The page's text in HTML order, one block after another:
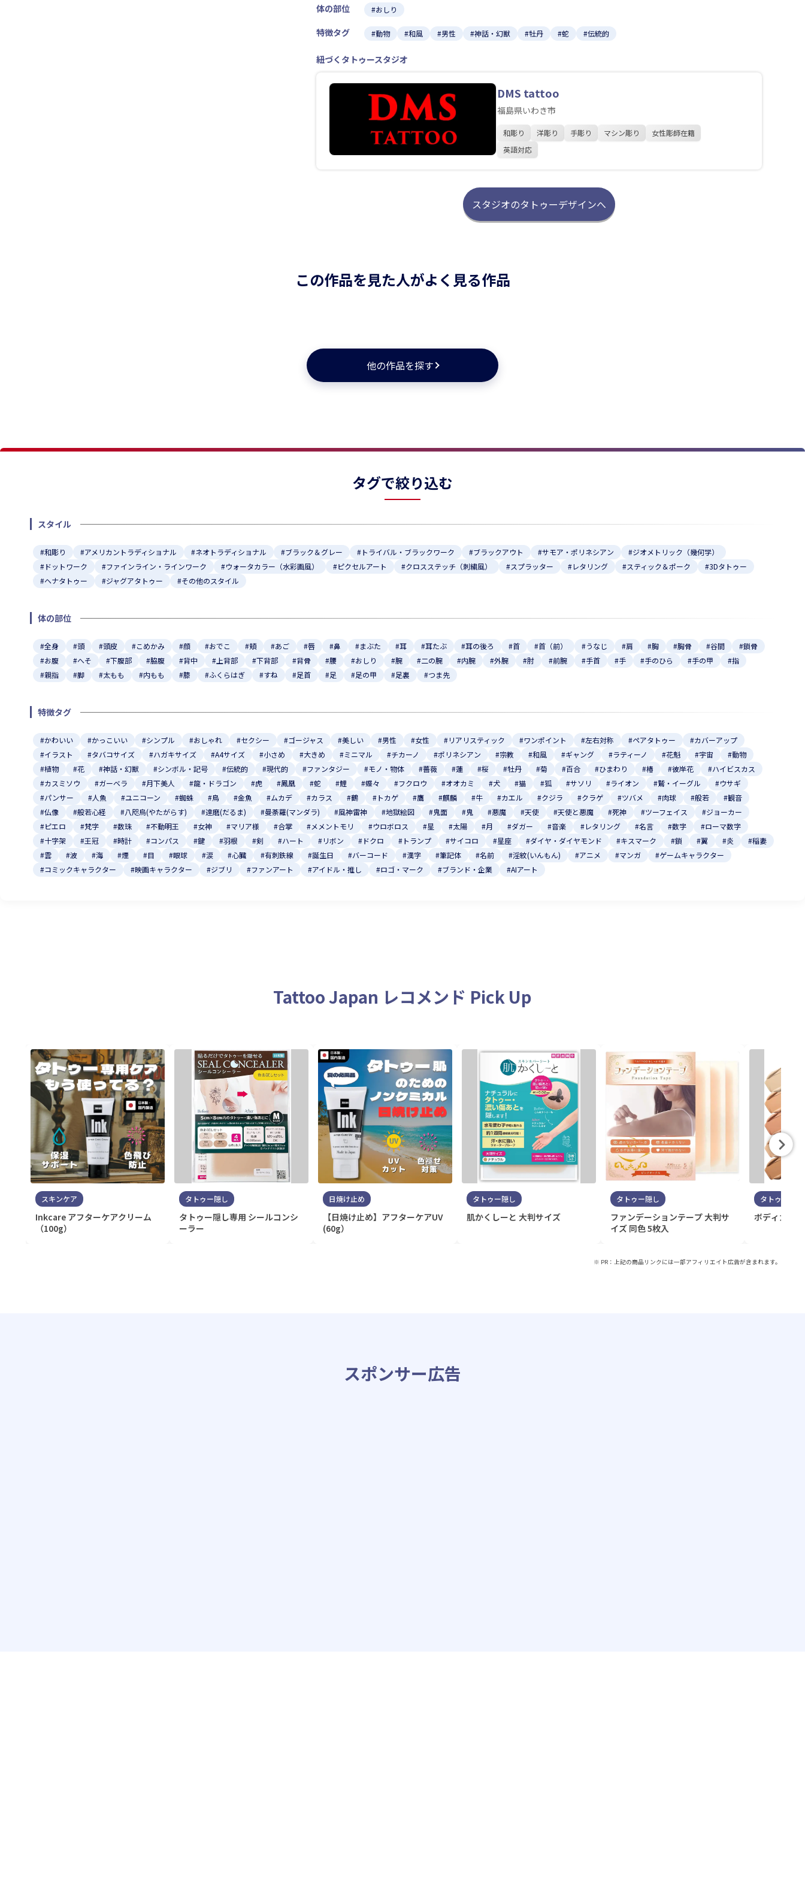
体の部位 #おしり
特徴タグ #動物 #和風 #男性 #神話・幻獣 #牡丹 #蛇 #伝統的
紐づくタトゥースタジオ
DMS tattoo
福島県いわき市
和彫り 洋彫り 手彫り マシン彫り
女性彫師在籍
英語対応
スタジオのタトゥーデザインへ
この作品を見た人がよく見る作品
他の作品を探す
タグで絞り込む
スタイル
#和彫り #アメリカントラディショナル #ネオトラディショナル #ブラック＆グレー #トライバル・ブラックワーク #ブラックアウト #サモア・ポリネシアン
#ジオメトリック（幾何学）
#ドットワーク
#ファインライン・ラインワーク #ウォータカラー（水彩画風） #ピクセルアート #クロスステッチ（刺繍風） #スプラッター #レタリング #スティック＆ポーク
#3Dタトゥー
#ヘナタトゥー
#ジャグアタトゥー #その他のスタイル
体の部位
#全身 #頭 #頭皮 #こめかみ #顔 #おでこ #頬 #あご #唇 #鼻 #まぶた #耳 #耳たぶ #耳の後ろ #首 #首（前） #うなじ #肩 #胸 #胸骨 #谷間
#鎖骨
#お腹
#へそ #下腹部 #脇腹 #背中 #上背部 #下背部 #背骨 #腰 #おしり #腕 #二の腕 #内腕 #外腕 #肘 #前腕 #手首 #手 #手のひら #手の甲
#指
#親指
#脚 #太もも #内もも #膝 #ふくらはぎ #すね #足首 #足 #足の甲 #足裏 #つま先
特徴タグ
#かわいい #かっこいい #シンプル #おしゃれ #セクシー #ゴージャス #美しい #男性 #女性 #リアリスティック #ワンポイント #左右対称 #ペアタトゥー
#カバーアップ
#イラスト
#タバコサイズ #ハガキサイズ #A4サイズ #小さめ #大きめ #ミニマル #チカーノ #ポリネシアン #宗教 #和風 #ギャング #ラティーノ #花魁 #宇宙
#動物
#植物
#花 #神話・幻獣 #シンボル・記号 #伝統的 #現代的 #ファンタジー #モノ・物体 #薔薇 #蓮 #桜 #牡丹 #菊 #百合 #ひまわり #椿 #彼岸花
#ハイビスカス
#カスミソウ
#ガーベラ #月下美人 #龍・ドラゴン #虎 #鳳凰 #蛇 #鯉 #蝶々 #フクロウ #オオカミ #犬 #猫 #狐 #サソリ #ライオン #鷲・イーグル
#ウサギ
#パンサー
#人魚 #ユニコーン #蜘蛛 #鳥 #金魚 #ムカデ #カラス #鶴 #トカゲ #鷹 #麒麟 #牛 #カエル #クジラ #クラゲ #ツバメ #肉球 #般若
#観音
#仏像
#般若心経 #八咫烏(やたがらす) #達磨(だるま) #曼荼羅(マンダラ) #風神雷神 #地獄絵図 #鬼面 #鬼 #悪魔 #天使 #天使と悪魔 #死神 #ツーフェイス
#ジョーカー
#ピエロ
#梵字 #数珠 #不動明王 #女神 #マリア様 #合掌 #メメントモリ #ウロボロス #星 #太陽 #月 #ダガー #音楽 #レタリング #名言 #数字
#ローマ数字
#十字架
#王冠 #時計 #コンパス #鍵 #羽根 #剣 #ハート #リボン #ドクロ #トランプ #サイコロ #星座 #ダイヤ・ダイヤモンド #キスマーク #鎖 #翼 #炎
#稲妻
#雲
#波 #海 #煙 #目 #眼球 #涙 #心臓 #有刺鉄線 #誕生日 #バーコード #漢字 #筆記体 #名前 #淫紋(いんもん) #アニメ #マンガ
#ゲームキャラクター
#コミックキャラクター
#映画キャラクター #ジブリ #ファンアート #アイドル・推し #ロゴ・マーク #ブランド・企業 #AIアート
Tattoo Japan レコメンド Pick Up
スキンケア
Inkcare アフターケアクリーム
（100g）
タトゥー隠し
タトゥー隠し専用 シールコンシ
ーラー
日焼け止め
【日焼け止め】アフターケアUV
(60g）
タトゥー隠し
肌かくしーと 大判サイズ
タトゥー隠し
ファンデーションテープ 大判サ
イズ 同色 5枚入
タトゥー隠し
ボディカバ
※ PR：上記の商品リンクには一部アフィリエイト広告が含まれます。
スポンサー広告